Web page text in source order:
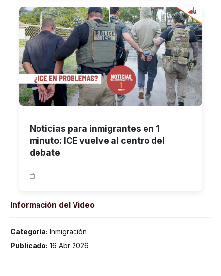
Noticias para inmigrantes en 1
minuto: ICE vuelve al centro del
debate
Información del Video
Categoría: Inmigración
Publicado: 16 Abr 2026